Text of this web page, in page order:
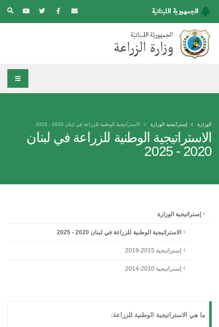
الاستراتيجية الوطنية للزراعة في لبنان
2020 - 2025
الوزارة إستراتيجية الوزارة الاستراتيجية الوطنية للزراعة في لبنان 2020 - 2025
إستراتيجية الوزارة
الاستراتيجية الوطنية للزراعة في لبنان 2020 - 2025
إستراتيجية 2015-2019
إستراتيجية 2010-2014
ما هي الاستراتيجية الوطنية للزراعة: